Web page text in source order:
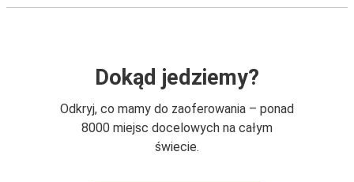
Dokąd jedziemy?
Odkryj, co mamy do zaoferowania – ponad
8000 miejsc docelowych na całym
świecie.